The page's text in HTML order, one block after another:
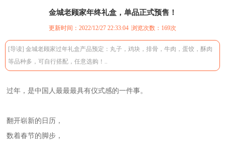
金城老顾家年终礼盒，单品正式预售！
更新时间：2022/12/27 22:33:04 浏览次数： 169次
[导读] 金城老顾家过年礼盒产品预定：丸子，鸡块，排骨，牛肉，蛋饺，酥肉
等品种多，可自行搭配，任意选购！..
过年，是中国人最最最具有仪式感的一件事。
翻开崭新的日历，
数着春节的脚步，